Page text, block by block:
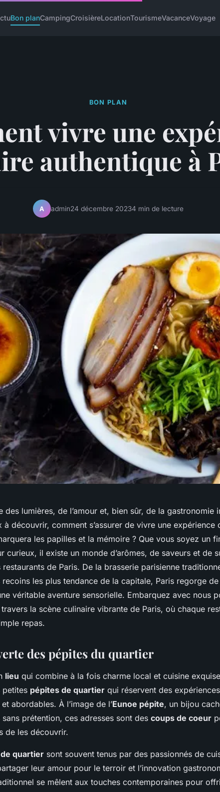
Bon planCampingCroisièreLocationTourismeVacanceVoyage
BON PLAN
vivre une
authentique à
A admin24 décembre 20234 min de lecture
des lumières, de l’amour et, bien sûr, de la gastronomie
à découvrir, comment s’assurer de vivre une expérience
les papilles et la mémoire ? Que vous soyez un
curieux, il existe un monde d’arômes, de saveurs et de
de Paris. De la brasserie parisienne
recoins les plus tendance de la capitale, Paris regorge
véritable aventure sensorielle. Embarquez avec nous
la scène culinaire vibrante de Paris, où chaque
repas.
des pépites du quartier
lieu qui combine à la fois charme local et cuisine
petites pépites de quartier qui réservent des
abordables. À l’image de l’Eunoe pépite, un bijou
prétention, ces adresses sont des coups de coeur
de les découvrir.
quartier sont souvent tenus par des passionnés de
leur amour pour le terroir et l’innovation
se mêlent aux touches contemporaines pour